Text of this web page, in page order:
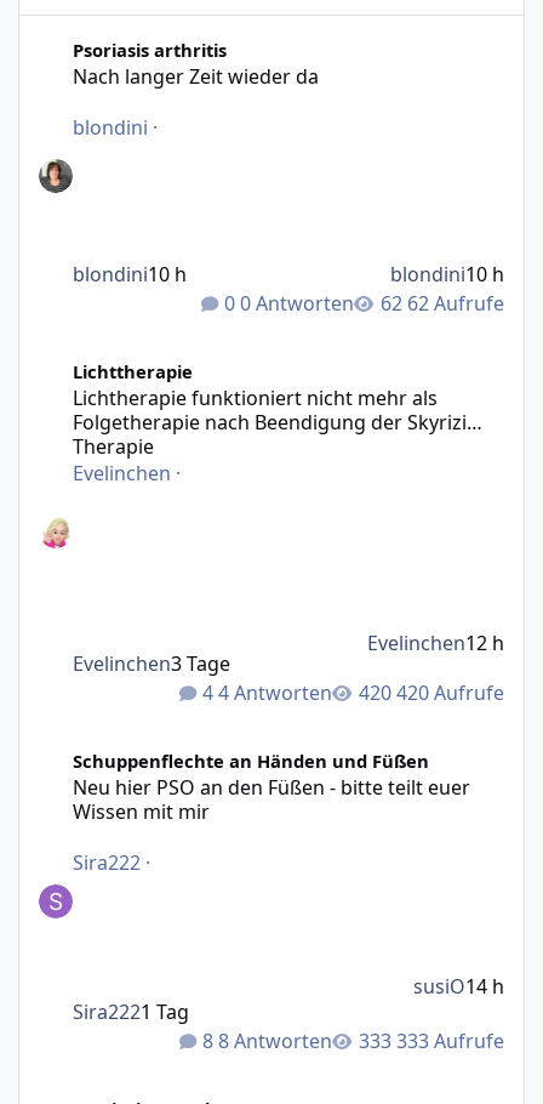
Psoriasis arthritis
Nach langer Zeit wieder da
blondini ·
0 Antworten 62 Aufrufe
blondini10 h blondini10 h
Lichttherapie
Lichtherapie funktioniert nicht mehr als
Folgetherapie nach Beendigung der Skyrizi
Therapie
Evelinchen ·
4 Antworten 420 Aufrufe
Evelinchen3 Tage
Evelinchen12 h
Schuppenflechte an Händen und Füßen
Neu hier PSO an den Füßen - bitte teilt euer
Wissen mit mir
Sira222 ·
8 Antworten 333 Aufrufe
Sira2221 Tag
susiO14 h